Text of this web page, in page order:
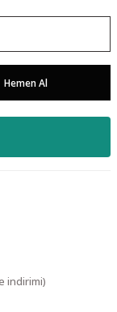
Hemen Al
indirimi)